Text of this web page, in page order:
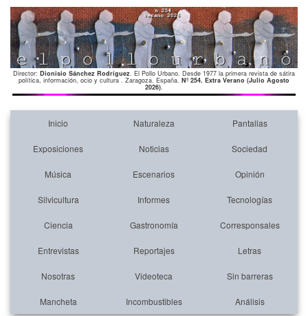
Director: Dionisio Sánchez Rodríguez. El Pollo Urbano. Desde 1977 la primera revista de sátira
política, información, ocio y cultura . Zaragoza. España. Nº 254. Extra Verano (Julio Agosto
2026).
Inicio Naturaleza Pantallas
Exposiciones Noticias Sociedad
Música Escenarios Opinión
Silvicultura Informes Tecnologías
Ciencia Gastronomía Corresponsales
Entrevistas Reportajes Letras
Nosotras Videoteca Sin barreras
Mancheta Incombustibles Análisis